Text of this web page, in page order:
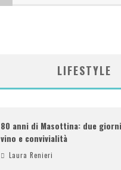
LIFESTYLE
80 anni di Masottina: due
vino e convivialità
Laura Renieri